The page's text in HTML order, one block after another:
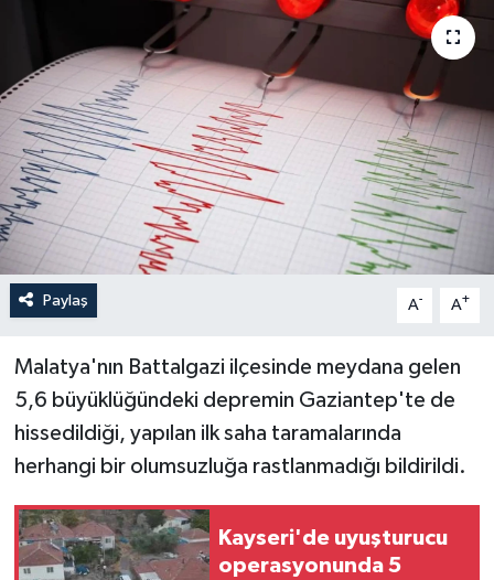
Paylaş A- A+
Malatya'nın Battalgazi ilçesinde meydana gelen
5,6 büyüklüğündeki depremin Gaziantep'te de
hissedildiği, yapılan ilk saha taramalarında
herhangi bir olumsuzluğa rastlanmadığı bildirildi.
Kayseri'de uyuşturucu
operasyonunda 5
Yaşam
Anali̇z
Bi̇li̇m & Teknoloji̇
Dünya
Eği̇ti̇m